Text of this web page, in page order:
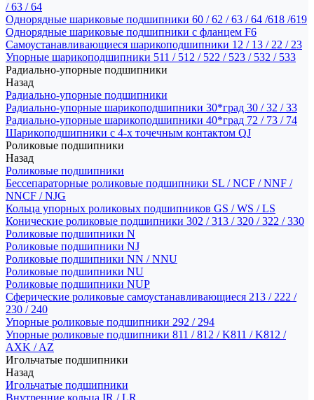
/ 63 / 64
Однорядные шариковые подшипники 60 / 62 / 63 / 64 /618 /619
Однорядные шариковые подшипники с фланцем F6
Самоустанавливающиеся шарикоподшипники 12 / 13 / 22 / 23
Упорные шарикоподшипники 511 / 512 / 522 / 523 / 532 / 533
Радиально-упорные подшипники
Назад
Радиально-упорные подшипники
Радиально-упорные шарикоподшипники 30*град 30 / 32 / 33
Радиально-упорные шарикоподшипники 40*град 72 / 73 / 74
Шарикоподшипники с 4-х точечным контактом QJ
Роликовые подшипники
Назад
Роликовые подшипники
Бессепараторные роликовые подшипники SL / NCF / NNF /
NNCF / NJG
Кольца упорных роликовых подшипников GS / WS / LS
Конические роликовые подшипники 302 / 313 / 320 / 322 / 330
Роликовые подшипники N
Роликовые подшипники NJ
Роликовые подшипники NN / NNU
Роликовые подшипники NU
Роликовые подшипники NUP
Сферические роликовые самоустанавливающиеся 213 / 222 /
230 / 240
Упорные роликовые подшипники 292 / 294
Упорные роликовые подшипники 811 / 812 / K811 / K812 /
AXK / AZ
Игольчатые подшипники
Назад
Игольчатые подшипники
Внутренние кольца IR / LR